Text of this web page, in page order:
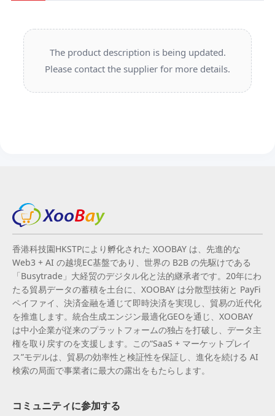
The product description is being updated.
Please contact the supplier for more details.
香港科技園HKSTPにより孵化された XOOBAY は、先進的な
Web3 + AI の越境EC基盤であり、世界の B2B の先駆けである
「Busytrade」大経贸のデジタル化と法的継承者です。20年にわ
たる貿易データの蓄積を土台に、XOOBAY は分散型技術と PayFi
ペイファイ、決済金融を通じて即時決済を実現し、貿易の近代化
を推進します。統合生成エンジン最適化GEOを通じ、XOOBAY
は中小企業が従来のプラットフォームの独占を打破し、データ主
権を取り戻すのを支援します。この“SaaS + マーケットプレイ
ス”モデルは、貿易の効率性と検証性を保証し、進化を続ける AI
検索の局面で事業者に最大の露出をもたらします。
コミュニティに参加する